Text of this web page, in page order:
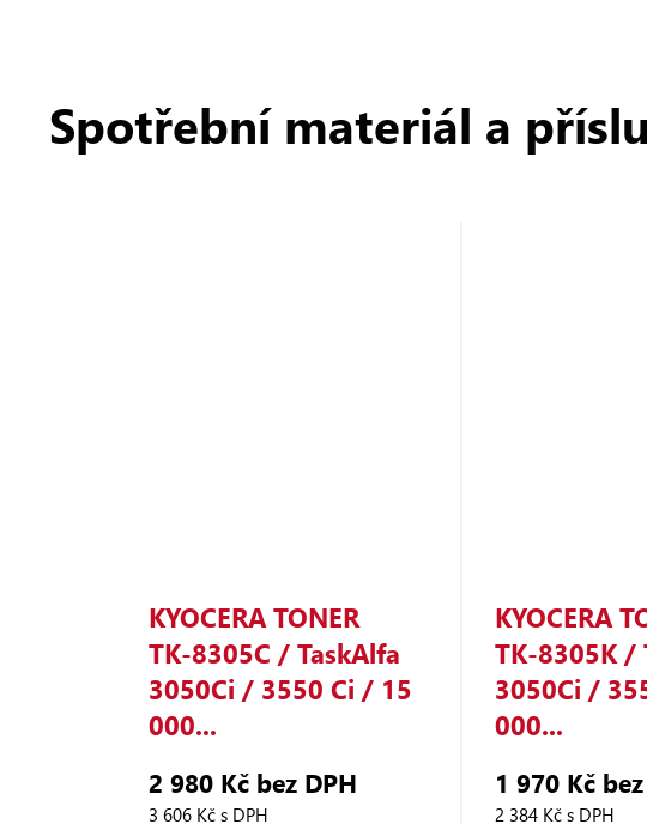
Spotřební materiál a
KYOCERA TONER
TK‑8305C / TaskAlfa
3050Ci / 3550 Ci / 15
000...
2 980 Kč bez DPH
3 606 Kč s DPH
KYOCERA
TK‑8305K /
3050Ci /
000...
1 970 Kč
2 384 Kč s DPH